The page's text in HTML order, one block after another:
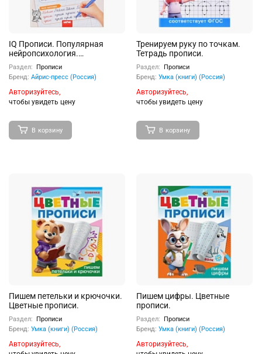
IQ Прописи. Популярная
нейропсихология.
Исправление почерка. 1-2
класс. Праведникова И.И.
Раздел:
Прописи
Бренд: Айрис-пресс (Россия)
Авторизуйтесь,
чтобы увидеть цену
В корзину
Тренируем руку по точкам.
Тетрадь прописи.
Раздел:
Прописи
Бренд: Умка (книги) (Россия)
Авторизуйтесь,
чтобы увидеть цену
В корзину
Пишем петельки и крючочки.
Цветные прописи.
Раздел:
Прописи
Бренд: Умка (книги) (Россия)
Авторизуйтесь,
Пишем цифры. Цветные
прописи.
Раздел:
Прописи
Бренд: Умка (книги) (Россия)
Авторизуйтесь,